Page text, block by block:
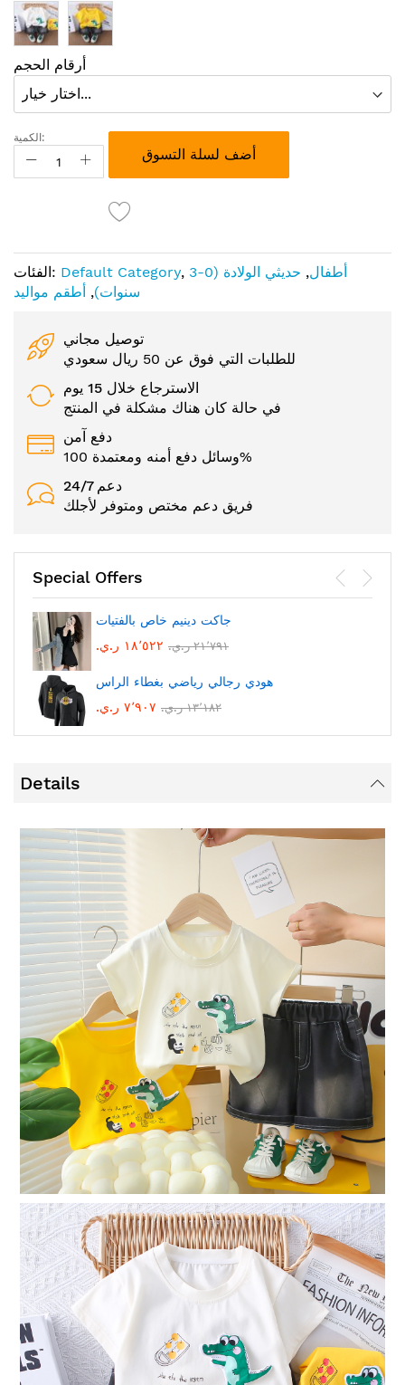
أرقام الحجم
الكمية:
أضف لسلة التسوق
الفئات: Default Category, أطفال,
حديثي الولادة (0-3
سنوات), أطقم مواليد
توصيل مجاني
للطلبات التي فوق عن 50 ريال سعودي
الاسترجاع خلال 15 يوم
في حالة كان هناك مشكلة في المنتج
دفع آمن
وسائل دفع أمنه ومعتمدة 100%
24/7 دعم
فريق دعم مختص ومتوفر لأجلك
Special Offers
جاكت دينيم خاص بالفتيات
١٨٬٥٢٢ ر.ي.‏
٢١٬٧٩١ ر.ي.‏
هودي رجالي رياضي بغطاء الراس
٧٬٩٠٧ ر.ي.‏
١٣٬١٨٢ ر.ي.‏
Details